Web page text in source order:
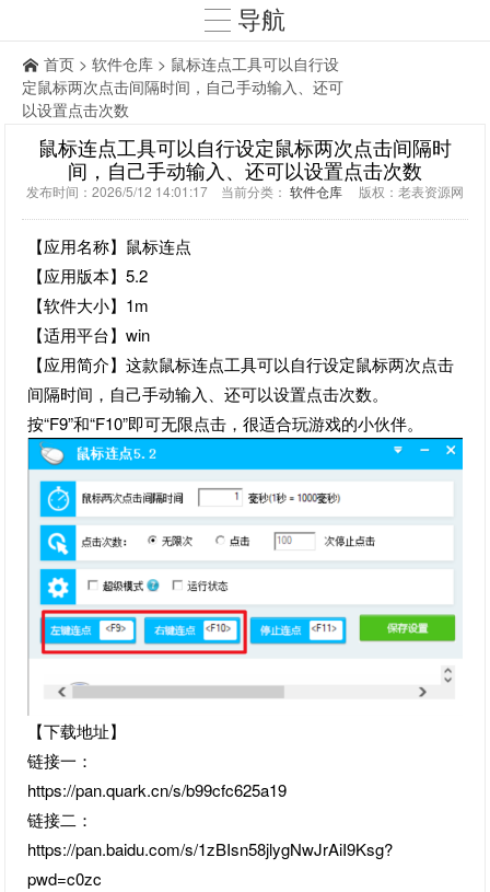
导航
首页 > 软件仓库 > 鼠标连点工具可以自行设
定鼠标两次点击间隔时间，自己手动输入、还可
以设置点击次数
鼠标连点工具可以自行设定鼠标两次点击间隔时
间，自己手动输入、还可以设置点击次数
发布时间：2026/5/12 14:01:17 当前分类： 软件仓库 版权：老表资源网
【应用名称】鼠标连点
【应用版本】5.2
【软件大小】1m
【适用平台】win
【应用简介】这款鼠标连点工具可以自行设定鼠标两次点击
间隔时间，自己手动输入、还可以设置点击次数。
按“F9”和“F10”即可无限点击，很适合玩游戏的小伙伴。
【下载地址】
链接一：
https://pan.quark.cn/s/b99cfc625a19
链接二：
https://pan.baidu.com/s/1zBIsn58jlygNwJrAiI9Ksg?
pwd=c0zc